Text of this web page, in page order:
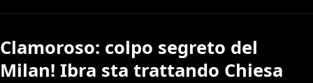
Clamoroso: colpo segreto del
Milan! Ibra sta trattando Chiesa